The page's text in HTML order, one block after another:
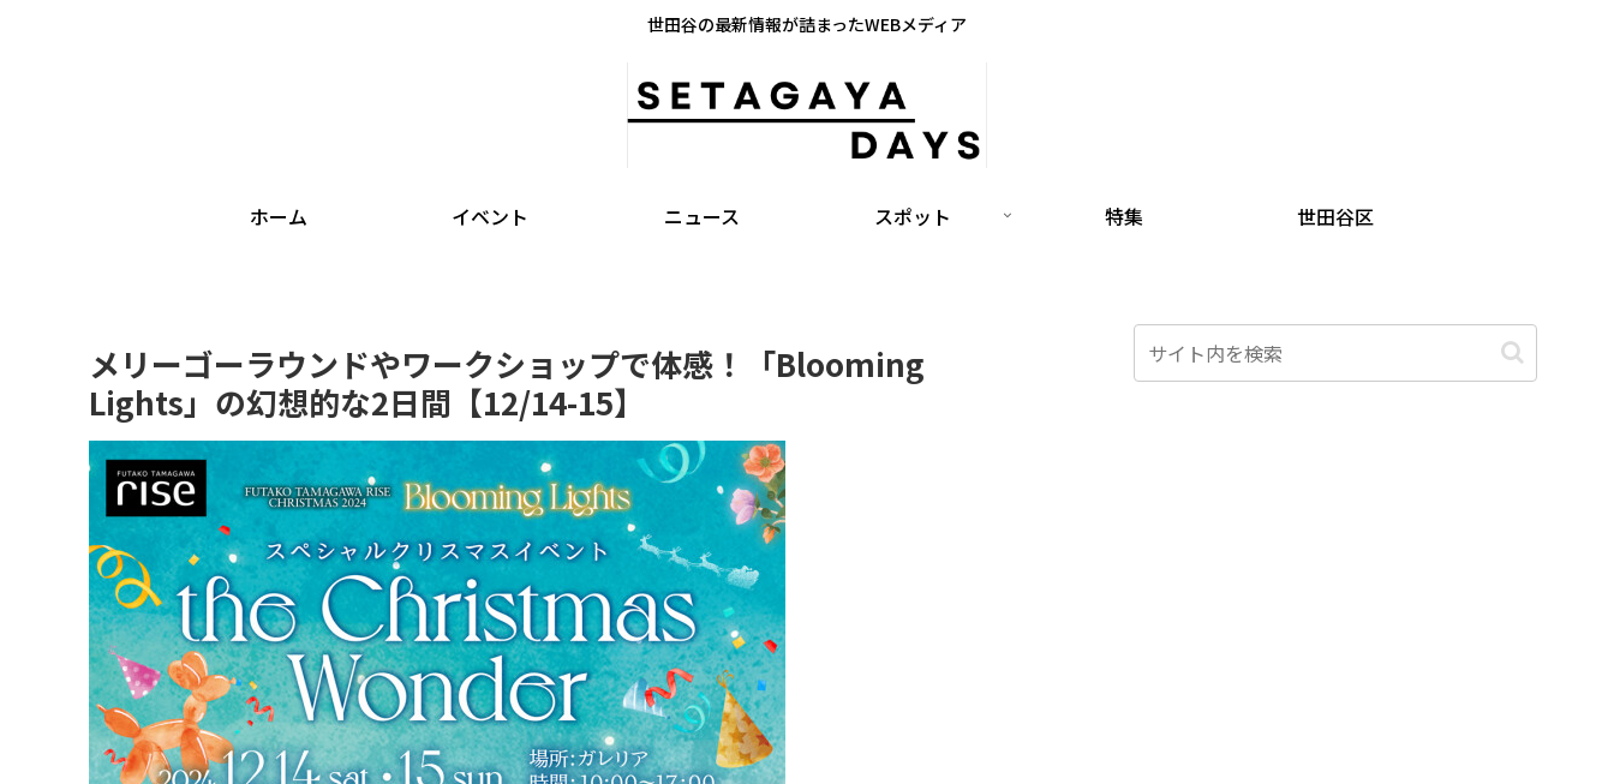
世田谷の最新情報が詰まったWEBメディア
ホーム イベント ニュース スポット 特集 世田谷区
メリーゴーラウンドやワークショップで体感！「Blooming
Lights」の幻想的な2日間【12/14-15】